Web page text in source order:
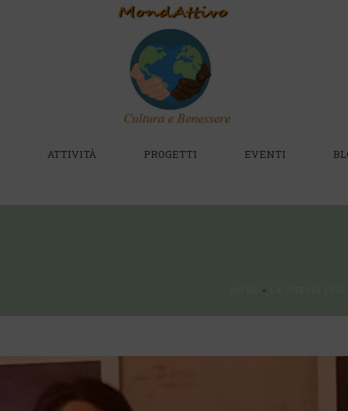
ATTIVITÀ PROGETTI EVENTI
»